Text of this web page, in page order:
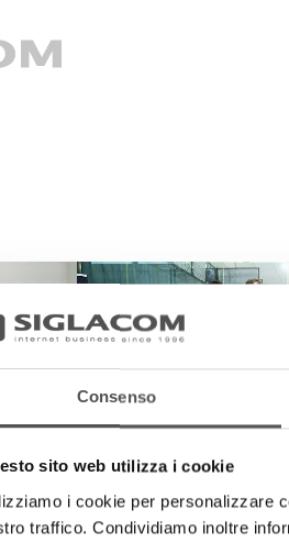
Consenso
sito web utilizza i cookie
i cookie per personalizzare
traffico. Condividiamo inoltre
Raccorderie
2° Torneo Padel Grossisti